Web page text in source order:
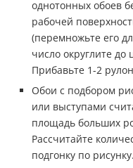
однотонных обоев
рабочей
(перемножьте его
число округлите до
Прибавьте 1-2
Обои с подбором
или выступами
площадь больших
Рассчитайте
подгонку по